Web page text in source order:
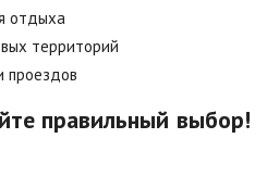
Цена по запросу
отдыха
территорий
проездов
правильный выбор!